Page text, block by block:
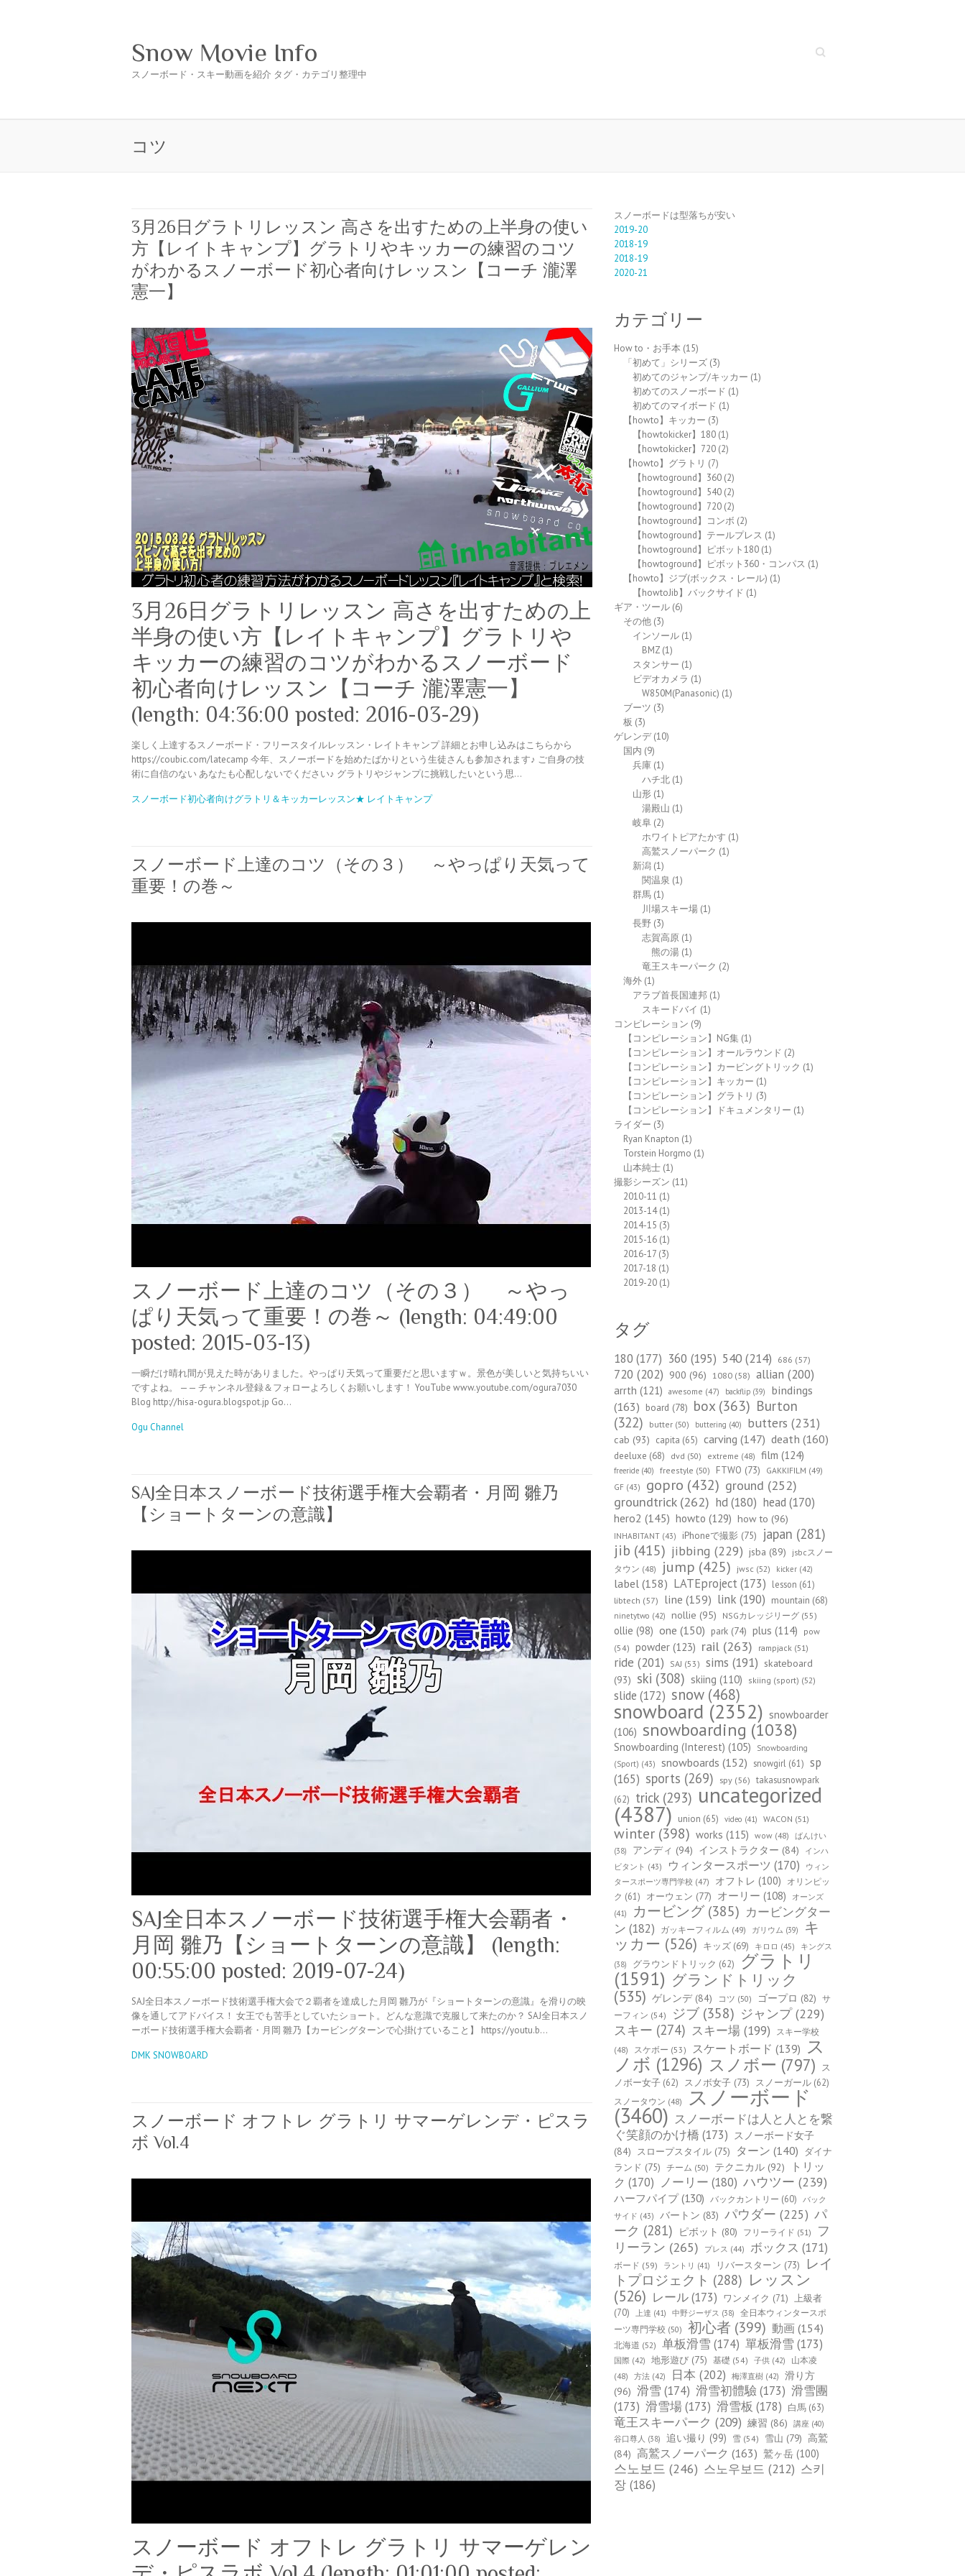
Search
Snow Movie Info
スノーボード・スキー動画を紹介 タグ・カテゴリ整理中
コツ
3月26日グラトリレッスン 高さを出すための上半身の使い
方【レイトキャンプ】グラトリやキッカーの練習のコツ
がわかるスノーボード初心者向けレッスン【コーチ 瀧澤
憲一】
3月26日グラトリレッスン 高さを出すための上
半身の使い方【レイトキャンプ】グラトリや
キッカーの練習のコツがわかるスノーボード
初心者向けレッスン【コーチ 瀧澤憲一】
(length: 04:36:00 posted: 2016-03-29)
楽しく上達するスノーボード・フリースタイルレッスン・レイトキャンプ 詳細とお申し込みはこちらから
https://coubic.com/latecamp 今年、スノーボードを始めたばかりという生徒さんも参加されます♪ ご自身の技
術に自信のない あなたも心配しないでください♪ グラトリやジャンプに挑戦したいという思…
スノーボード初心者向けグラトリ＆キッカーレッスン★ レイトキャンプ
スノーボード上達のコツ（その３） ～やっぱり天気って
重要！の巻～
スノーボード上達のコツ（その３） ～やっ
ぱり天気って重要！の巻～ (length: 04:49:00
posted: 2015-03-13)
一瞬だけ晴れ間が見えた時がありました。やっぱり天気って重要だと思いますｗ。景色が美しいと気持ちいい
ですよね。 —— チャンネル登録＆フォローよろしくお願いします！ YouTube www.youtube.com/ogura7030
Blog http://hisa-ogura.blogspot.jp Go…
Ogu Channel
SAJ全日本スノーボード技術選手権大会覇者・月岡 雛乃
【ショートターンの意識】
SAJ全日本スノーボード技術選手権大会覇者・
月岡 雛乃【ショートターンの意識】 (length:
00:55:00 posted: 2019-07-24)
SAJ全日本スノーボード技術選手権大会で２覇者を達成した月岡 雛乃が『ショートターンの意識』を滑りの映
像を通してアドバイス！ 女王でも苦手としていたショート。どんな意識で克服して来たのか？ SAJ全日本スノ
ーボード技術選手権大会覇者・月岡 雛乃【カービングターンで心掛けていること】 https://youtu.b…
DMK SNOWBOARD
スノーボード オフトレ グラトリ サマーゲレンデ・ピスラ
ボ Vol.4
スノーボード オフトレ グラトリ サマーゲレン
スノーボードは型落ちが安い
2019-20
2018-19
2018-19
2020-21
カテゴリー
How to・お手本 (15)
「初めて」シリーズ (3)
初めてのジャンプ/キッカー (1)
初めてのスノーボード (1)
初めてのマイボード (1)
【howto】キッカー (3)
【howtokicker】180 (1)
【howtokicker】720 (2)
【howto】グラトリ (7)
【howtoground】360 (2)
【howtoground】540 (2)
【howtoground】720 (2)
【howtoground】コンボ (2)
【howtoground】テールプレス (1)
【howtoground】ピボット180 (1)
【howtoground】ピボット360・コンパス (1)
【howto】ジブ(ボックス・レール) (1)
【howtoJib】バックサイド (1)
ギア・ツール (6)
その他 (3)
インソール (1)
BMZ (1)
スタンサー (1)
ビデオカメラ (1)
W850M(Panasonic) (1)
ブーツ (3)
板 (3)
ゲレンデ(10)
国内 (9)
兵庫 (1)
ハチ北 (1)
山形 (1)
湯殿山 (1)
岐阜 (2)
ホワイトピアたかす (1)
高鷲スノーパーク (1)
新潟 (1)
関温泉 (1)
群馬 (1)
川場スキー場 (1)
長野 (3)
志賀高原 (1)
熊の湯 (1)
竜王スキーパーク (2)
海外 (1)
アラブ首長国連邦 (1)
スキードバイ (1)
コンピレーション (9)
【コンピレーション】NG集 (1)
【コンピレーション】オールラウンド (2)
【コンピレーション】カービングトリック (1)
【コンピレーション】キッカー (1)
【コンピレーション】グラトリ (3)
【コンピレーション】ドキュメンタリー (1)
ライダー (3)
Ryan Knapton (1)
Torstein Horgmo (1)
山本純士 (1)
撮影シーズン (11)
2010-11 (1)
2013-14(1)
2014-15 (3)
2015-16 (1)
2016-17 (3)
2017-18 (1)
2019-20 (1)
タグ
180 (177) 360 (195) 540 (214) 686 (57)
720 (202) 900 (96) 1080 (58) allian (200)
arrth (121) awesome (47) backflip (39)
bindings
(163) board (78) box(363) Burton
(322)
butter (50) buttering (40) butters (231)
cab (93) capita (65) carving (147) death (160)
deeluxe (68) dvd (50) extreme (48) film (124)
freeride (40) freestyle (50) FTWO (73) GAKKIFILM (49)
GF (43) gopro (432) ground (252)
groundtrick(262) hd(180) head(170)
hero2 (145) howto (129) how to (96)
INHABITANT (43) iPhoneで撮影 (75) japan (281)
jib (415) jibbing (229) jsba (89)
jsbcスノー
タウン (48) jump (425) jwsc (52) kicker (42)
label (158) LATEproject(173) lesson (61)
libtech (57) line (159) link (190) mountain (68)
ninetytwo (42) nollie (95) NSGカレッジリーグ (55)
ollie (98) one (150) park (74) plus (114)
pow
(54)
powder (123) rail (263) rampjack (51)
ride (201) SAJ (53) sims (191) skateboard
(93) ski (308) skiing (110) skiing (sport) (52)
slide (172) snow (468)
snowboard (2352) snowboarder
(106) snowboarding (1038)
Snowboarding (Interest) (105)
Snowboarding
(Sport) (43) snowboards (152) snowgirl (61) sp
(165) sports (269) spy (56)
takasusnowpark
(62)
trick (293) uncategorized
(4387) union (65) video (41) WACON (51)
winter (398) works (115) wow (48)
ばんけい
(38)
アンディ (94) インストラクター (84)
インハ
ビタント (43) ウィンタースポーツ (170)
ウィン
タースポーツ専門学校 (47) オフトレ (100)
オリンピッ
ク (61) オーウェン (77) オーリー (108)
オーンズ
(41)
カービング (385) カービングター
ン (182) ガッキーフィルム (49) ガリウム (39)
キ
ッカー (526) キッズ (69) キロロ (45)
キングス
(38)
グラウンドトリック (62) グラトリ
(1591) グランドトリック
(535) ゲレンデ(84) コツ (50) ゴープロ (82)
サ
ーフィン (54) ジブ (358) ジャンプ(229)
スキー (274) スキー場 (199)
スキー学校
(48)
スケボー (53) スケートボード (139) ス
ノボ (1296) スノボー (797)
ス
ノボー女子 (62) スノボ女子 (73) スノーガール (62)
スノータウン (48) スノーボード
(3460) スノーボードは人と人とを繋
ぐ笑顔のかけ橋 (173) スノーボード女子
(84) スロープスタイル (75) ターン (140) ダイナ
ランド (75) チーム (50) テクニカル (92)
トリッ
ク (170) ノーリー (180) ハウツー (239)
ハーフパイプ(130) バックカントリー (60)
バック
サイド (43) バートン (83) パウダー (225) パ
ーク (281) ピボット (80) フリーライド (51)
フ
リーラン (265) プレス (44) ボックス (171)
ボード (59) ラントリ (41) リバースターン (73)
レイ
トプロジェクト (288) レッスン
(526) レール(173) ワンメイク (71) 上級者
(70)
上達 (41) 中野ジーザス (38)
全日本ウィンタースポ
ーツ専門学校 (50) 初心者 (399) 動画 (154)
北海道 (52) 单板滑雪 (174) 單板滑雪 (173)
国際 (42) 地形遊び (75) 基礎 (54) 子供 (42)
山本凌
(48)
方法 (42) 日本 (202) 梅澤直樹 (42)
滑り方
(96) 滑雪 (174) 滑雪初體驗 (173) 滑雪團
(173) 滑雪場(173) 滑雪板 (178) 白馬 (63)
竜王スキーパーク (209) 練習 (86) 講座 (40)
谷口尊人 (38) 追い撮り (99) 雪 (54) 雪山 (79) 高鷲
(84) 高鷲スノーパーク (163) 鷲ヶ岳 (100)
스노보드 (246) 스노우보드 (212) 스키
장 (186)